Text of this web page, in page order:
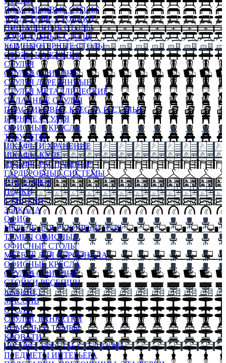
ПЛАСТИКОВЫЕ СТОЛЫ
ТУАЛЕТНЫЕ СТОЛИКИ
ПИСЬМЕННЫЕ СТОЛЫ
ЖУРНАЛЬНЫЕ СТОЛЫ
КОМПЬЮТЕРНЫЕ СТОЛЫ
СТОЛЫ НА КУХНЮ
СТУЛЬЯ
СТУЛЬЯ ОФИСНЫЕ
СТУЛЬЯ ДЕРЕВЯННЫЕ
СТУЛЬЯ МЕТАЛЛИЧЕСКИЕ
СКЛАДНЫЕ СТУЛЬЯ
ПЛАСТИКОВЫЕ КРЕСЛА И СТУЛЬЯ
БАРНЫЕ СТУЛЬЯ
ОФИСНЫЕ КРЕСЛА
ТАБУРЕТЫ
ШКАФЫ И ХРАНЕНИЕ
ШКАФЫ-КУПЕ
ШКАФЫ-РАСПАШНЫЕ
ГАРДЕРОБНЫЕ СИСТЕМЫ
СТЕЛЛАЖИ
ПОЛКИ
СУНДУКИ
ЗЕРКАЛА
ОФИС
МЕБЕЛЬ ДЛЯ РУКОВОДИТЕЛЯ
ТУМБЫ ОФИСНЫЕ
ОФИСНЫЕ СТОЛЫ
МЕБЕЛЬ ДЛЯ ПЕРСОНАЛА
ОФИСНЫЕ КРЕСЛА
СТУЛЬЯ ОФИСНЫЕ
СТОЙКИ РЕСЕПШН
КАБИНЕТ
МАССИВ
СТОЛЫ
СТУЛЬЯ, БАНКЕТКИ
КОМОДЫ И ТУМБЫ
КРОВАТИ
ШКАФЫ, БУФЕТЫ, СТЕЛЛАЖИ
ПРЕДМЕТЫ ИНТЕРЬЕРА